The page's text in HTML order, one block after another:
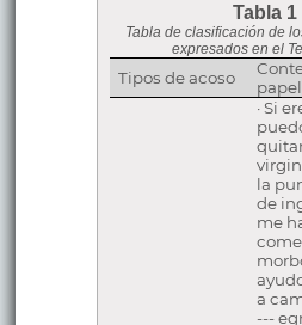
Tabla 1
Tabla de clasificación de
expresados en el
Tipos de acoso
· Si
la
de
me
a
---